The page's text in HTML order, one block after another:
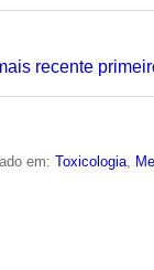
recente
em:Toxicologia